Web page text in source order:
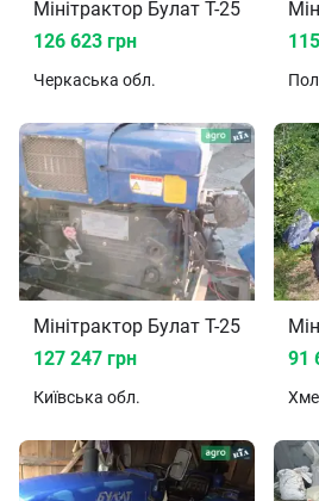
Мінітрактор Булат T-25 2019
126 623 грн
Черкаська обл.
Мінітрактор Булат T-25 2023
127 247 грн
Київська обл.
91